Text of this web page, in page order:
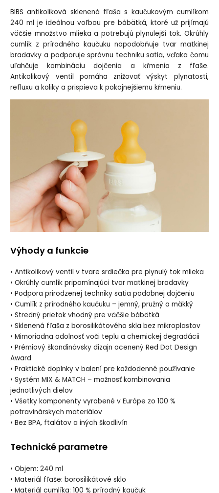
BIBS antikoliková sklenená fľaša s kaučukovým cumlíkom
240 ml je ideálnou voľbou pre bábätká, ktoré už prijímajú
väčšie množstvo mlieka a potrebujú plynulejší tok. Okrúhly
cumlík z prírodného kaučuku napodobňuje tvar matkinej
bradavky a podporuje správnu techniku satia, vďaka čomu
uľahčuje kombináciu dojčenia a kŕmenia z fľaše.
Antikolikový ventil pomáha znižovať výskyt plynatosti,
refluxu a koliky a prispieva k pokojnejšiemu kŕmeniu.
Výhody a funkcie
• Antikolikový ventil v tvare srdiečka pre plynulý tok mlieka
• Okrúhly cumlík pripomínajúci tvar matkinej bradavky
• Podpora prirodzenej techniky satia podobnej dojčeniu
• Cumlík z prírodného kaučuku – jemný, pružný a mäkký
• Stredný prietok vhodný pre väčšie bábätká
• Sklenená fľaša z borosilikátového skla bez mikroplastov
• Mimoriadna odolnosť voči teplu a chemickej degradácii
• Prémiový škandinávsky dizajn ocenený Red Dot Design
Award
• Praktické doplnky v balení pre každodenné používanie
• Systém MIX & MATCH – možnosť kombinovania
jednotlivých dielov
• Všetky komponenty vyrobené v Európe zo 100 %
potravinárskych materiálov
• Bez BPA, ftalátov a iných škodlivín
Technické parametre
• Objem: 240 ml
• Materiál fľaše: borosilikátové sklo
• Materiál cumlíka: 100 % prírodný kaučuk